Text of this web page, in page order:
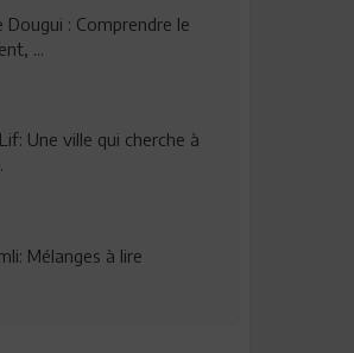
Dougui : Comprendre le
...
Une ville qui cherche à
Mélanges à lire